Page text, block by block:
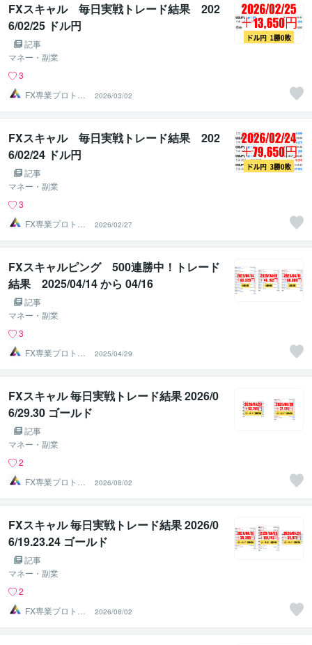
FXスキャル 毎日実戦トレード結果 202
6/02/25 ドル円
記事
マネー・副業
3
FX専業プロトレ
ーダーのAチーム
2026/03/02
FXスキャル 毎日実戦トレード結果 202
6/02/24 ドル円
記事
マネー・副業
3
FX専業プロトレ
ーダーのAチーム
2026/02/27
FXスキャルピング 500連勝中！トレード
結果 2025/04/14 から 04/16
記事
マネー・副業
3
FX専業プロトレ
ーダーのAチーム
2025/04/29
FXスキャル 毎日実戦トレード結果 2026/0
6/29.30 ゴールド
記事
マネー・副業
2
FX専業プロトレ
ーダーのAチーム
2026/08/02
FXスキャル 毎日実戦トレード結果 2026/0
6/19.23.24 ゴールド
記事
マネー・副業
2
FX専業プロトレ
ーダーのAチーム
2026/08/02